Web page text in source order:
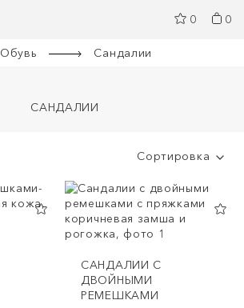
0 0
Обувь Сандалии
САНДАЛИИ
Сортировка
CАНДАЛИИ С
ДВОЙНЫМИ
РЕМЕШКАМИ